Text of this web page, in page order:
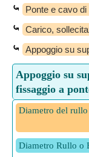
⤿ Ponte e cavo
⤿ Carico,
⤿ Appoggio su
Appoggio su
fissaggio a
Diametro del
Diametro Rullo o